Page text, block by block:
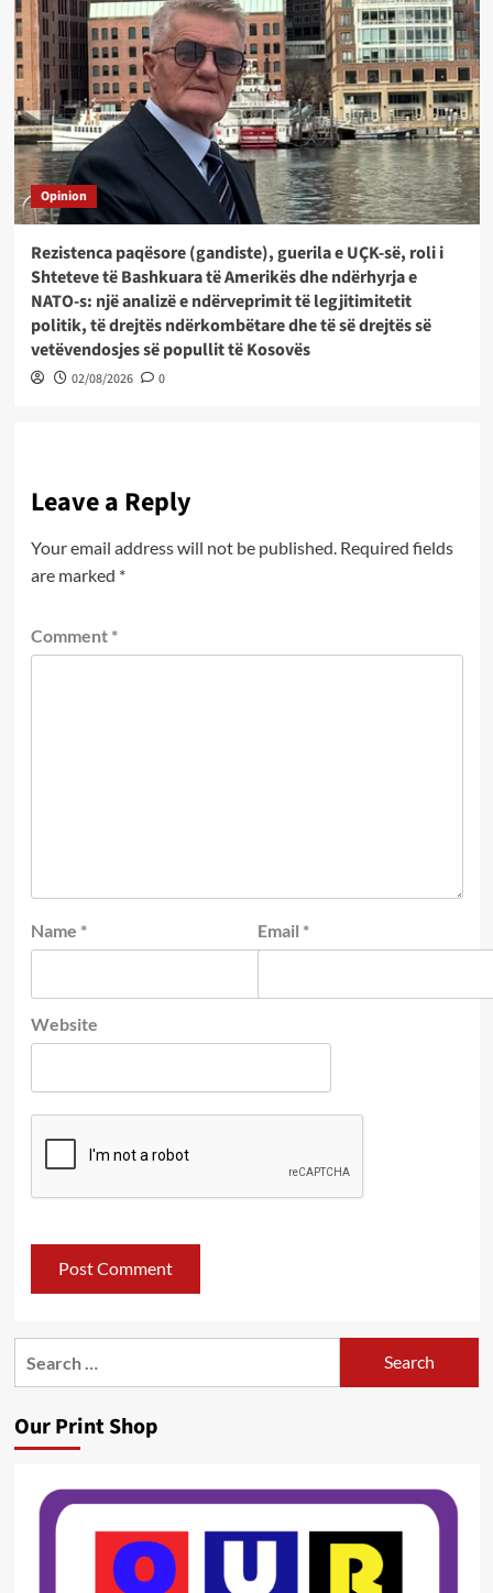
Opinion
Rezistenca paqësore (gandiste), guerila e UÇK-së, roli i
Shteteve të Bashkuara të Amerikës dhe ndërhyrja e
NATO-s: një analizë e ndërveprimit të legjitimitetit
politik, të drejtës ndërkombëtare dhe të së drejtës së
vetëvendosjes së popullit të Kosovës
02/08/2026 0
Leave a Reply
Your email address will not be published. Required fields
are marked *
Comment *
Name * Email *
Website
Our Print Shop